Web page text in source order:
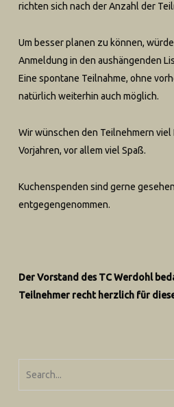
richten sich nach der Anzahl der
Um besser planen zu können,
Anmeldung in den aushängenden
Eine spontane Teilnahme, ohne
natürlich weiterhin auch möglich.
Wir wünschen den Teilnehmern
Vorjahren, vor allem viel Spaß.
Kuchenspenden sind gerne
entgegengenommen.
Der Vorstand des TC Werdohl
Teilnehmer recht herzlich für